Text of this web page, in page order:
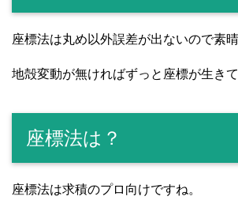
座標法は丸め以外誤差が出ないので素
地殻変動が無ければずっと座標が生きて
座標法は？
座標法は求積のプロ向けですね。